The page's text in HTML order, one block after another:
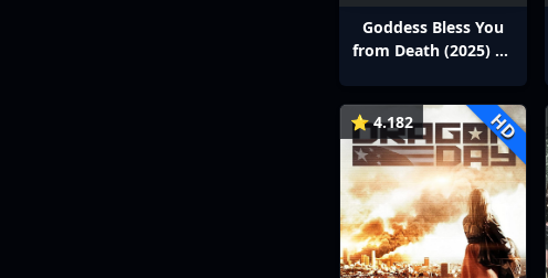
Goddess Bless You
from Death (2025) สิง
⭐ 4.182 HD